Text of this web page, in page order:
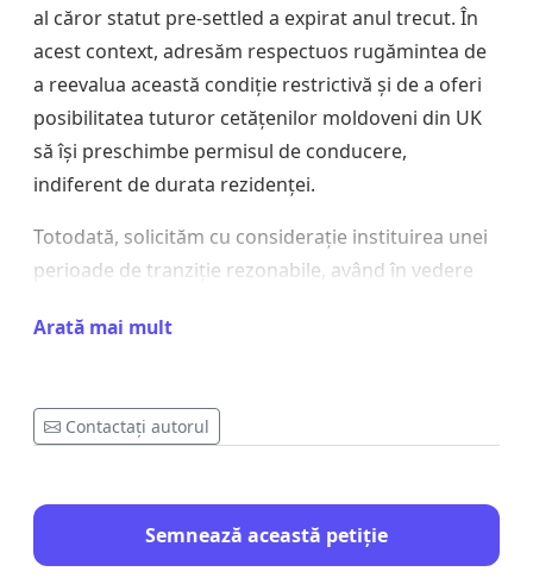
al căror statut pre-settled a expirat anul trecut. În
acest context, adresăm respectuos rugămintea de
a reevalua această condiție restrictivă și de a oferi
posibilitatea tuturor cetățenilor moldoveni din UK
să își preschimbe permisul de conducere,
indiferent de durata rezidenței.
Totodată, solicităm cu considerație instituirea unei
perioade de tranziție rezonabile, având în vedere
acces la acest drept.
toate demersurile purtate cu autoritățile din
acordului actual — însă, din păcate, acesta nu
răspunde nevoilor tuturor membrilor noștri.
Arată mai mult
Contactați autorul
Semnează această petiție